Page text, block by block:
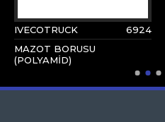
IVECOTRUCK
6924
MAZOT BORUSU
(POLYAMİD)